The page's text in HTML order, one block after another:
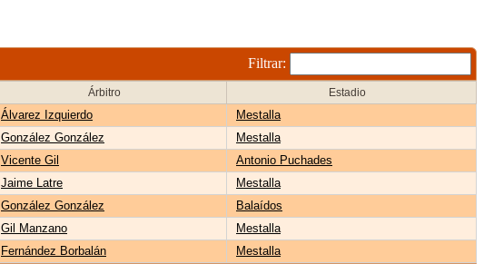
Filtrar:
Árbitro Estadio
Álvarez Izquierdo Mestalla
González González Mestalla
Vicente Gil Antonio Puchades
Jaime Latre Mestalla
González González Balaídos
Gil Manzano Mestalla
Fernández Borbalán Mestalla